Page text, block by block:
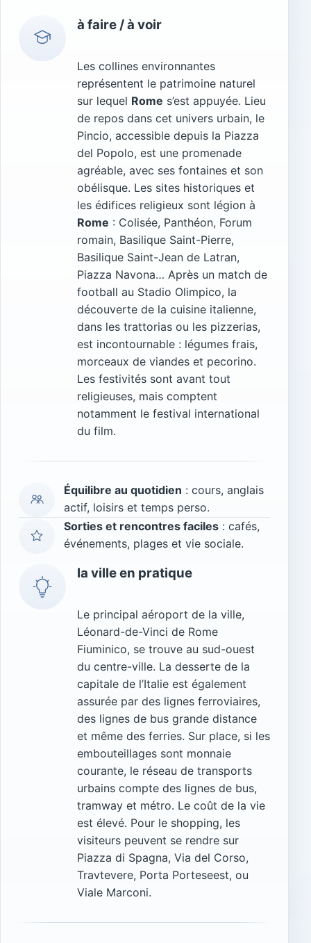
à faire / à voir
Les collines environnantes
représentent le patrimoine naturel
sur lequel Rome s’est appuyée. Lieu
de repos dans cet univers urbain, le
Pincio, accessible depuis la Piazza
del Popolo, est une promenade
agréable, avec ses fontaines et son
obélisque. Les sites historiques et
les édifices religieux sont légion à
Rome : Colisée, Panthéon, Forum
romain, Basilique Saint-Pierre,
Basilique Saint-Jean de Latran,
Piazza Navona… Après un match de
football au Stadio Olimpico, la
découverte de la cuisine italienne,
dans les trattorias ou les pizzerias,
est incontournable : légumes frais,
morceaux de viandes et pecorino.
Les festivités sont avant tout
religieuses, mais comptent
notamment le festival international
du film.
Équilibre au quotidien : cours, anglais
actif, loisirs et temps perso.
Sorties et rencontres faciles : cafés,
événements, plages et vie sociale.
la ville en pratique
Le principal aéroport de la ville,
Léonard-de-Vinci de Rome
Fiuminico, se trouve au sud-ouest
du centre-ville. La desserte de la
capitale de l’Italie est également
assurée par des lignes ferroviaires,
des lignes de bus grande distance
et même des ferries. Sur place, si les
embouteillages sont monnaie
courante, le réseau de transports
urbains compte des lignes de bus,
tramway et métro. Le coût de la vie
est élevé. Pour le shopping, les
visiteurs peuvent se rendre sur
Piazza di Spagna, Via del Corso,
Travtevere, Porta Porteseest, ou
Viale Marconi.